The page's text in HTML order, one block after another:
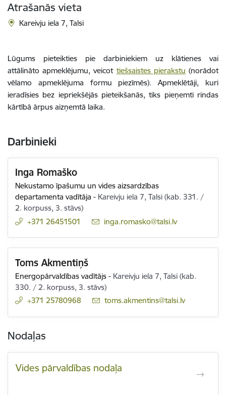
Atrašanās vieta
Kareivju iela 7, Talsi
Lūgums pieteikties pie darbiniekiem uz klātienes vai
attālināto apmeklējumu, veicot tiešsaistes pierakstu (norādot
vēlamo apmeklējuma formu piezīmēs). Apmeklētāji, kuri
ieradīsies bez iepriekšējās pieteikšanās, tiks pieņemti rindas
kārtībā ārpus aizņemtā laika.
Darbinieki
Inga Romaško
Nekustamo īpašumu un vides aizsardzības
departamenta vadītāja - Kareivju iela 7, Talsi (kab. 331. /
2. korpuss, 3. stāvs)
+371 26451501
E-pasts:
inga.romasko@talsi.lv
Toms Akmentiņš
Energopārvaldības vadītājs - Kareivju iela 7, Talsi (kab.
330. / 2. korpuss, 3. stāvs)
+371 25780968
E-pasts:
toms.akmentins@talsi.lv
Nodaļas
Vides pārvaldības nodaļa